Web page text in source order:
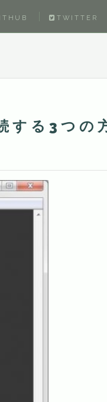
TWITTER
する3つの